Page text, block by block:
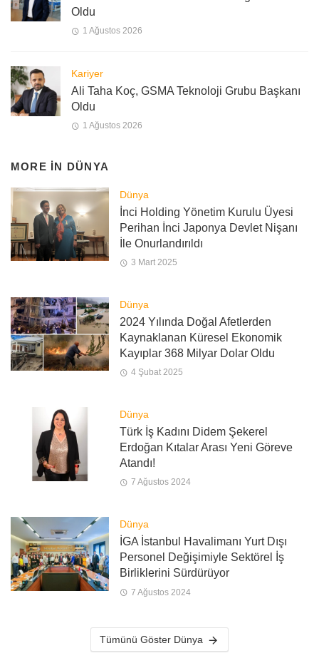
Oldu
1 Ağustos 2026
Kariyer
Ali Taha Koç, GSMA Teknoloji Grubu Başkanı
Oldu
1 Ağustos 2026
MORE IN DÜNYA
Dünya
İnci Holding Yönetim Kurulu Üyesi
Perihan İnci Japonya Devlet Nişanı
İle Onurlandırıldı
3 Mart 2025
Dünya
2024 Yılında Doğal Afetlerden
Kaynaklanan Küresel Ekonomik
Kayıplar 368 Milyar Dolar Oldu
4 Şubat 2025
Dünya
Türk İş Kadını Didem Şekerel
Erdoğan Kıtalar Arası Yeni Göreve
Atandı!
7 Ağustos 2024
Dünya
İGA İstanbul Havalimanı Yurt Dışı
Personel Değişimiyle Sektörel İş
Birliklerini Sürdürüyor
7 Ağustos 2024
Tümünü Göster Dünya